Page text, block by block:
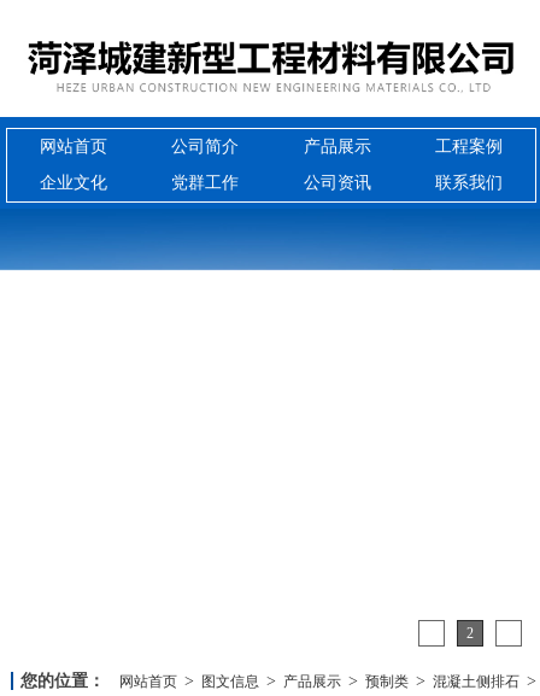
网站首页 公司简介 产品展示
工程案例
企业文化
党群工作 公司资讯 联系我们
2
您的位置： 网站首页 > 图文信息 > 产品展示 > 预制类 > 混凝土侧排石 >